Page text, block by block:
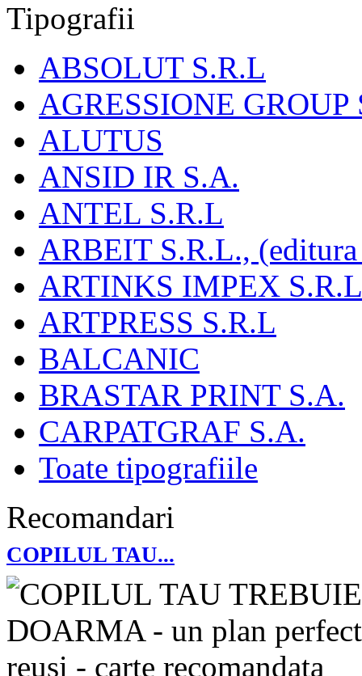
Tipografii
ABSOLUT S.R.L
AGRESSIONE GROUP
ALUTUS
ANSID IR S.A.
ANTEL S.R.L
ARBEIT S.R.L.,
ARTINKS IMPEX
ARTPRESS S.R.L
BALCANIC
BRASTAR PRINT S.A.
CARPATGRAF S.A.
Toate tipografiile
Recomandari
COPILUL TAU...